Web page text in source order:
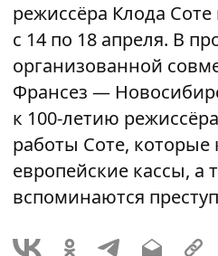
режиссёра Клода Соте
с 14 по 18 апреля. В
организованной
Франсез —
к 100-летию
работы Соте, которые
европейские кассы, а
вспоминаются